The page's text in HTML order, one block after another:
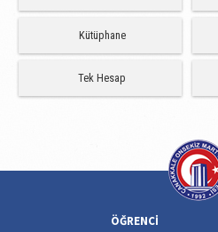
Kütüphane
Tek Hesap
ÖĞRENCİ